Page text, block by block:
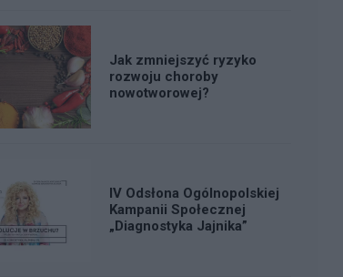
Jak zmniejszyć ryzyko
rozwoju choroby
nowotworowej?
IV Odsłona Ogólnopolskiej
Kampanii Społecznej
„Diagnostyka Jajnika”